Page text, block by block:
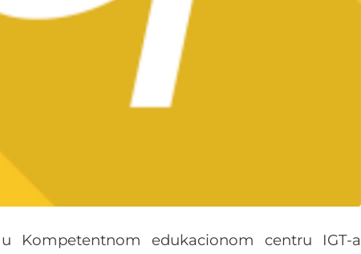
Kompetentnom edukacionom centru IGT-a